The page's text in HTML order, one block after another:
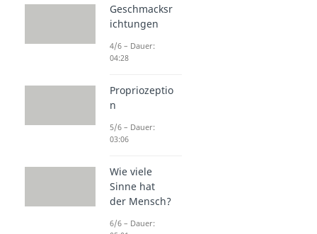
Geschmacksr
ichtungen
4/6 – Dauer:
04:28
Propriozeptio
n
5/6 – Dauer:
03:06
Wie viele
Sinne hat
der Mensch?
6/6 – Dauer: